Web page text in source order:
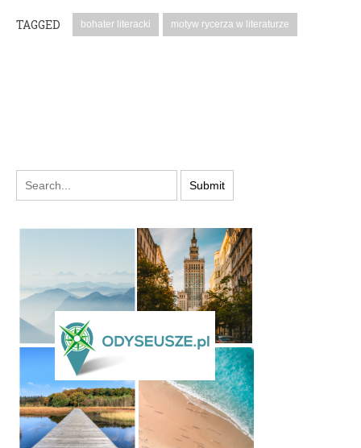
TAGGED bohater literacki motyw rycerza w literaturze